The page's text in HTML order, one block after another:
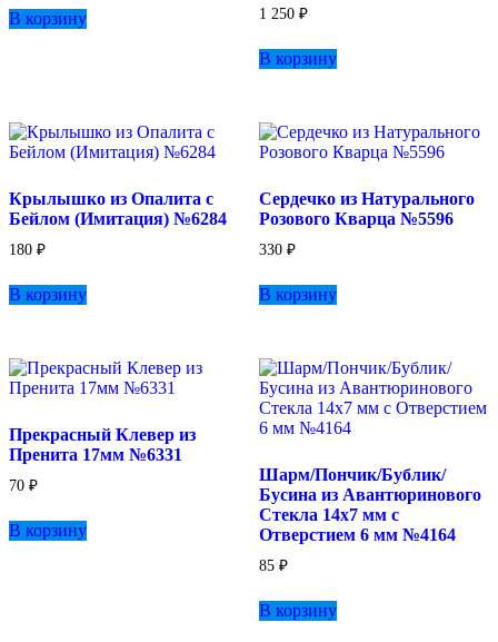
В корзину 1 250 ₽
В корзину
Крылышко из Опалита с
Бейлом (Имитация) №6284
180 ₽
В корзину
Сердечко из Натурального
Розового Кварца №5596
330 ₽
В корзину
Прекрасный Клевер из
Пренита 17мм №6331
70 ₽
В корзину
Шарм/Пончик/Бублик/
Бусина из Авантюринового
Стекла 14х7 мм с
Отверстием 6 мм №4164
85 ₽
В корзину